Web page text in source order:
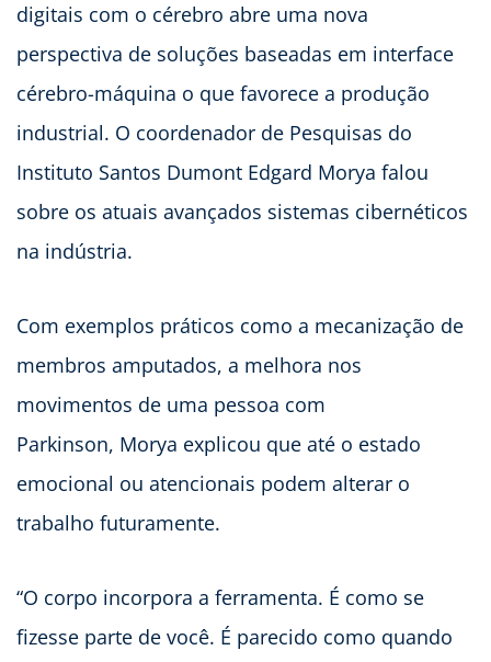
digitais com o cérebro abre uma nova
perspectiva de soluções baseadas em interface
cérebro-máquina o que favorece a produção
industrial. O coordenador de Pesquisas do
Instituto Santos Dumont Edgard Morya falou
sobre os atuais avançados sistemas cibernéticos
na indústria.
Com exemplos práticos como a mecanização de
membros amputados, a melhora nos
movimentos de uma pessoa com
Parkinson, Morya explicou que até o estado
emocional ou atencionais podem alterar o
trabalho futuramente.
“O corpo incorpora a ferramenta. É como se
fizesse parte de você. É parecido como quando